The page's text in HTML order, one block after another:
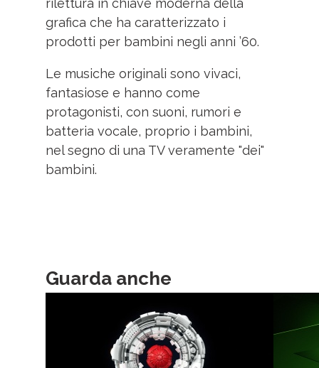
rilettura in chiave moderna della
grafica che ha caratterizzato i
prodotti per bambini negli anni ’60.
Le musiche originali sono vivaci,
fantasiose e hanno come
protagonisti, con suoni, rumori e
batteria vocale, proprio i bambini,
nel segno di una TV veramente "dei"
bambini.
Guarda anche